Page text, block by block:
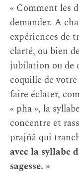
« Comment les
demander. A
expériences de
clarté, ou bien
jubilation ou de
coquille de
faire éclater,
« pha », la
concentre et
prajñâ qui
avec la syllabe
sagesse. »